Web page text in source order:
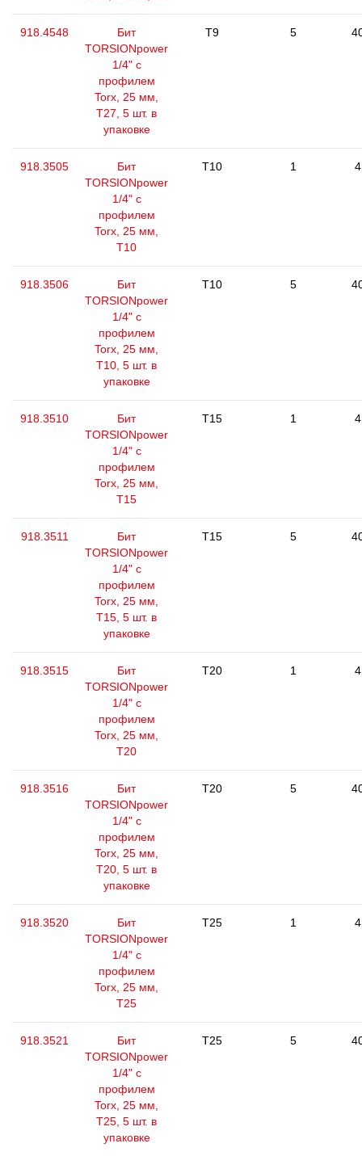
918.4548
Бит
TORSIONpower
1/4" с
профилем
Torx, 25 мм,
Т27, 5 шт. в
упаковке
T9 5
918.3505
Бит
TORSIONpower
1/4" с
профилем
Torx, 25 мм,
Т10
T10 1 4
918.3506
Бит
TORSIONpower
1/4" с
профилем
Torx, 25 мм,
Т10, 5 шт. в
упаковке
T10 5
918.3510
Бит
TORSIONpower
1/4" с
профилем
Torx, 25 мм,
Т15
T15 1 4
918.3511
Бит
TORSIONpower
1/4" с
профилем
Torx, 25 мм,
Т15, 5 шт. в
упаковке
T15 5
918.3515
Бит
TORSIONpower
1/4" с
профилем
Torx, 25 мм,
Т20
T20 1 4
918.3516
Бит
TORSIONpower
1/4" с
профилем
Torx, 25 мм,
Т20, 5 шт. в
упаковке
T20 5
918.3520
Бит
TORSIONpower
1/4" с
профилем
Torx, 25 мм,
Т25
T25 1 4
918.3521
Бит
TORSIONpower
1/4" с
профилем
Torx, 25 мм,
Т25, 5 шт. в
упаковке
T25 5